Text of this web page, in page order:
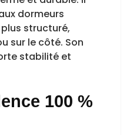
dormeurs
structuré,
sur le côté. Son
stabilité et
100 %